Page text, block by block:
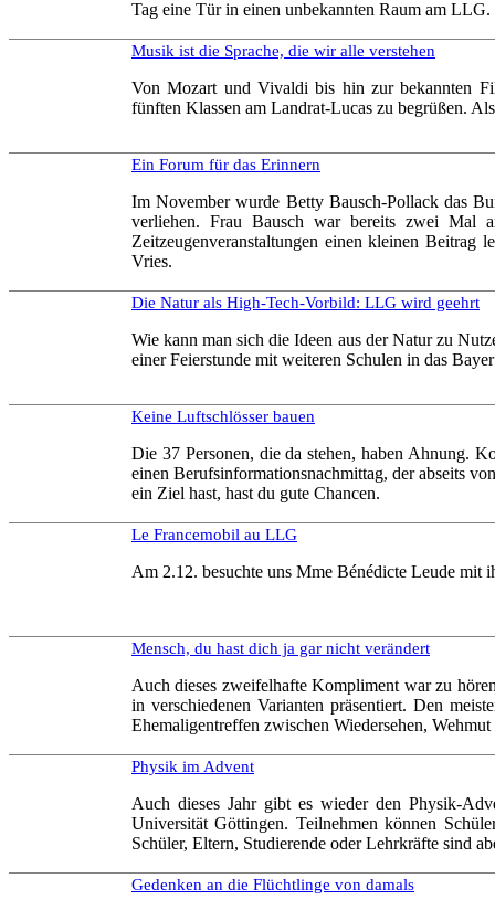
Tag eine Tür in einen unbekannten Raum am
Musik ist die Sprache, die wir alle verstehen
Von Mozart und Vivaldi bis hin zur bekannten
fünften Klassen am Landrat-Lucas zu begrüßen.
Ein Forum für das Erinnern
Im November wurde Betty Bausch-Pollack das
verliehen. Frau Bausch war bereits zwei Mal
Zeitzeugenveranstaltungen einen kleinen
Vries.
Die Natur als High-Tech-Vorbild: LLG wird geehrt
Wie kann man sich die Ideen aus der Natur zu
einer Feierstunde mit weiteren Schulen in das
Keine Luftschlösser bauen
Die 37 Personen, die da stehen, haben Ahnung.
einen Berufsinformationsnachmittag, der abseits
ein Ziel hast, hast du gute Chancen.
Le Francemobil au LLG
Am 2.12. besuchte uns Mme Bénédicte Leude mit
Mensch, du hast dich ja gar nicht verändert
Auch dieses zweifelhafte Kompliment war zu
in verschiedenen Varianten präsentiert. Den
Ehemaligentreffen zwischen Wiedersehen,
Physik im Advent
Auch dieses Jahr gibt es wieder den Physik-
Universität Göttingen. Teilnehmen können
Schüler, Eltern, Studierende oder Lehrkräfte sind
Gedenken an die Flüchtlinge von damals